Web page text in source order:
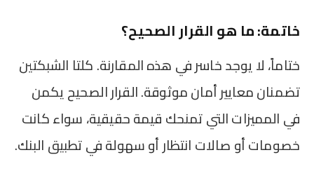
خاتمة: ما هو القرار الصحيح؟
ختاماً، لا يوجد خاسر في هذه المقارنة. كلتا الشبكتين
تضمنان معايير أمان موثوقة. القرار الصحيح يكمن
في المميزات التي تمنحك قيمة حقيقية، سواء كانت
خصومات أو صالات انتظار أو سهولة في تطبيق البنك.